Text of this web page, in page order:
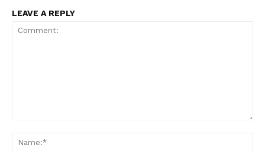
LEAVE A REPLY